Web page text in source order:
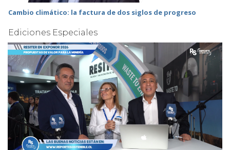
Cambio climático: la factura de dos siglos de progreso
Ediciones Especiales